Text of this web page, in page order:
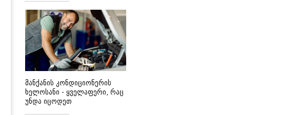
მანქანის კონდიციონერის
ხელოსანი - ყველაფერი, რაც
უნდა იცოდეთ